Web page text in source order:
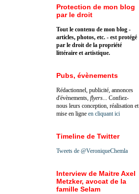
Protection de mon blog
par le droit
Tout le contenu de mon blog -
articles, photos, etc. - est protégé
par le droit de la propriété
littéraire et artistique.
Pubs, évènements
Rédactionnel, publicité, annonces
d'évènements, flyers ... Confiez-
nous leurs conception, réalisation et
mise en ligne en cliquant ici
Timeline de Twitter
Tweets de @VeroniqueChemla
Interview de Maitre Axel
Metzker, avocat de la
famille Selam